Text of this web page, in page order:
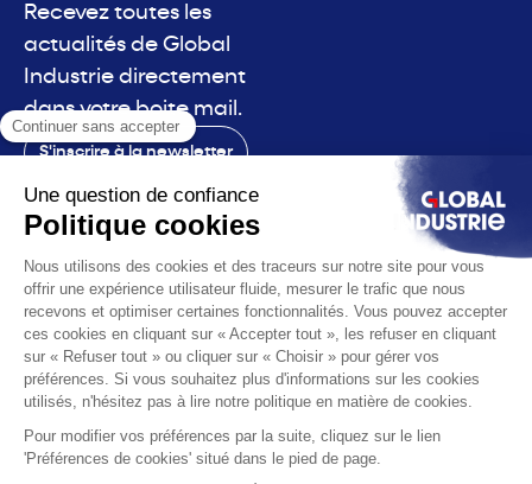
Recevez toutes les
actualités de Global
Industrie directement
dans votre boite mail.
S'inscrire à la newsletter
Contact
Le salon
La voix
Les solutions